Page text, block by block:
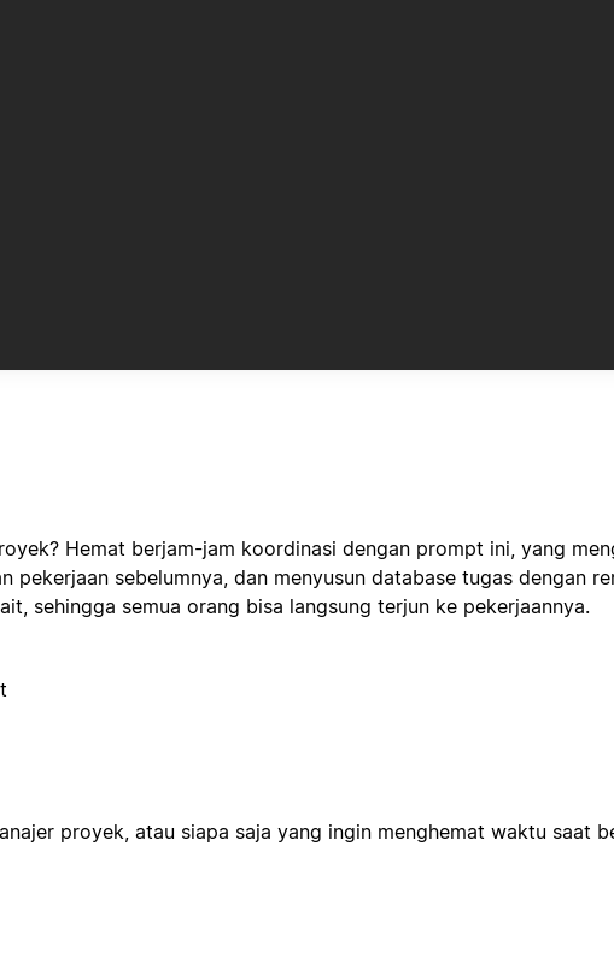
Hemat berjam-jam koordinasi dengan prompt ini, yang
sebelumnya, dan menyusun database tugas dengan
sehingga semua orang bisa langsung terjun ke pekerjaannya.
proyek, atau siapa saja yang ingin menghemat waktu saat